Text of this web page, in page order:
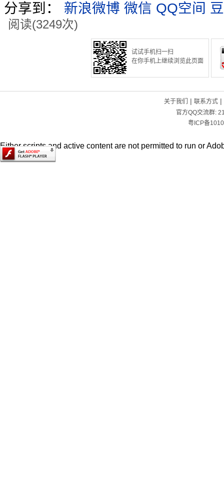
分享到： 新浪微博 微信 QQ空间
阅读(3249次)
试试手机扫一扫
在你手机上继续浏览此页面
关于我们 | 联系方式|
官方QQ交流群:
粤ICP备
Either scripts and active content are not permitted to run or